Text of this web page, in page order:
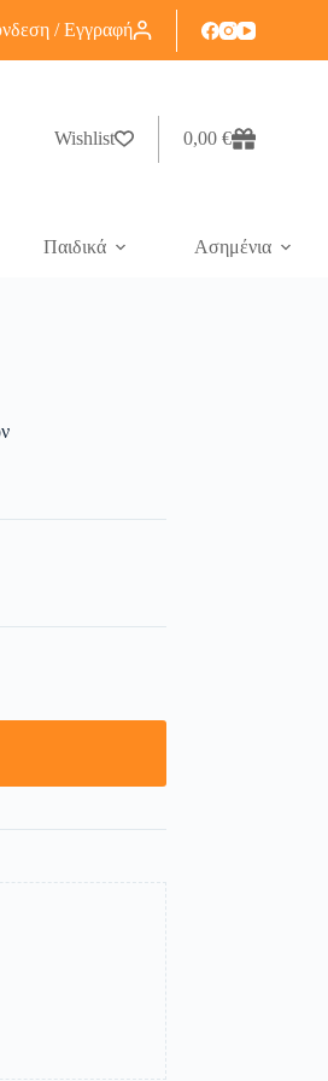
/ Εγγραφή
Wishlist 0,00 €
Παιδικά Ασημένια